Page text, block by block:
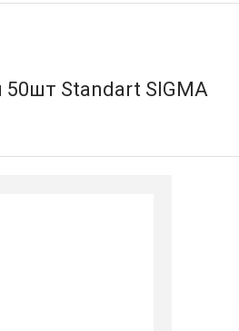
50шт Standart SIGMA